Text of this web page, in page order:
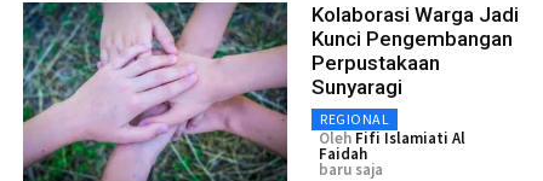
Kolaborasi Warga Jadi
Kunci Pengembangan
Perpustakaan
Sunyaragi
REGIONAL
Oleh Fifi Islamiati Al
Faidah
baru saja